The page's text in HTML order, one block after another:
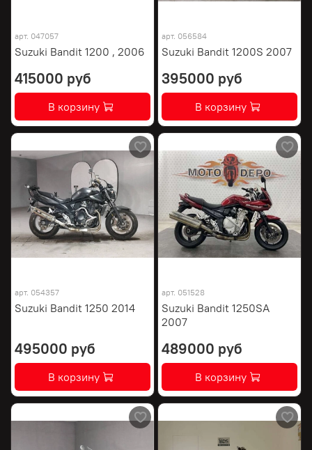
арт. 047057
Suzuki Bandit 1200 , 2006
415000 руб
В корзину
арт. 056584
Suzuki Bandit 1200S 2007
395000 руб
В корзину
арт. 054357
Suzuki Bandit 1250 2014
495000 руб
В корзину
арт. 051528
Suzuki Bandit 1250SA
2007
489000 руб
В корзину